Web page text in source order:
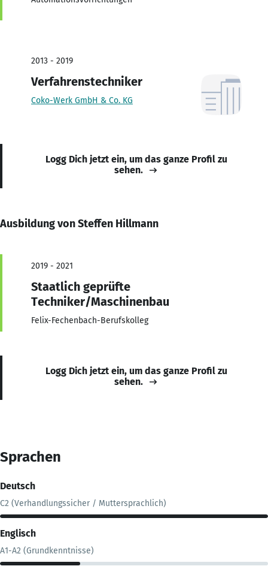
2013 - 2019
Verfahrenstechniker
Coko-Werk GmbH & Co. KG
Logg Dich jetzt ein, um das ganze Profil zu
sehen.
Ausbildung von Steffen Hillmann
2019 - 2021
Staatlich geprüfte
Techniker/Maschinenbau
Felix-Fechenbach-Berufskolleg
Logg Dich jetzt ein, um das ganze Profil zu
sehen.
Sprachen
Deutsch
C2 (Verhandlungssicher / Muttersprachlich)
Englisch
A1-A2 (Grundkenntnisse)